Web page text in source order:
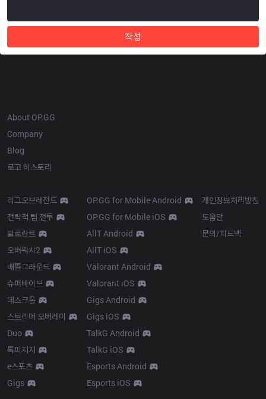
작성
About OP.GG
Company
Blog
로고 히스토리
리그오브레전드
전략적 팀 전투
발로란트
오버워치2
배틀그라운드
슈퍼바이브
데스크톱
스트리머 오버레이
Duo
톡피지지
e스포츠
Gigs
OP.GG for Mobile Android
OP.GG for Mobile iOS
AllT Android
AllT iOS
Valorant Android
Valorant iOS
Gigs Android
Gigs iOS
TalkG Android
TalkG iOS
Esports Android
Esports iOS
개인정보처리방침
도움말
문의/피드백